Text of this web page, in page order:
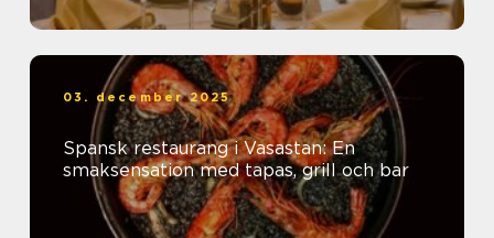
03. december 2025
Spansk restaurang i Vasastan: En
smaksensation med tapas, grill och bar